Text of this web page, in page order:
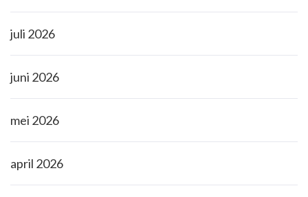
juli 2026
juni 2026
mei 2026
april 2026